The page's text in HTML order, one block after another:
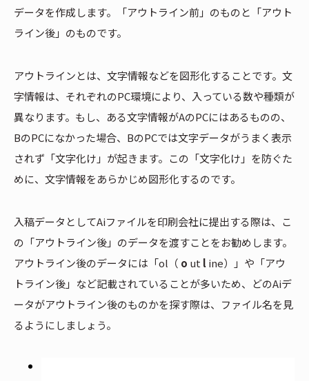
データを作成します。「アウトライン前」のものと「アウト
ライン後」のものです。
アウトラインとは、文字情報などを図形化することです。文
字情報は、それぞれのPC環境により、入っている数や種類が
異なります。もし、ある文字情報がAのPCにはあるものの、
BのPCになかった場合、BのPCでは文字データがうまく表示
されず「文字化け」が起きます。この「文字化け」を防ぐた
めに、文字情報をあらかじめ図形化するのです。
入稿データとしてAiファイルを印刷会社に提出する際は、こ
の「アウトライン後」のデータを渡すことをお勧めします。
アウトライン後のデータには「ol（ o ut line）」や「アウ
トライン後」など記載されていることが多いため、どのAiデ
ータがアウトライン後のものかを探す際は、ファイル名を見
るようにしましょう。